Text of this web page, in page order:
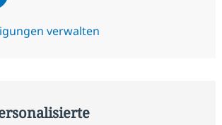
verwalten